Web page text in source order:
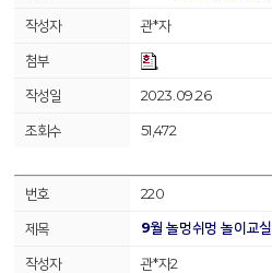
관*자
2023.09.26
51,472
220
9월 놀멍쉬멍 놀이교
관*자2